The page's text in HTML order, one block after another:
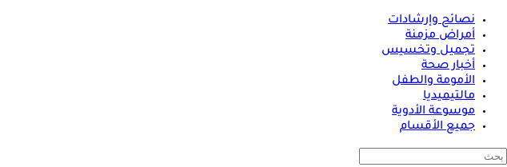
نصائح وإرشادات
أمراض مزمنة
تجميل وتخسيس
أخبار صحة
الأمومة والطفل
مالتيميديا
موسوعة الأدوية
جميع الأقسام